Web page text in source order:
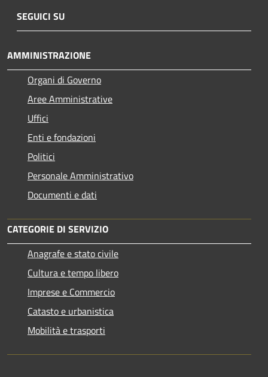
SEGUICI SU
AMMINISTRAZIONE
Organi di Governo
Aree Amministrative
Uffici
Enti e fondazioni
Politici
Personale Amministrativo
Documenti e dati
CATEGORIE DI SERVIZIO
Anagrafe e stato civile
Cultura e tempo libero
Imprese e Commercio
Catasto e urbanistica
Mobilità e trasporti